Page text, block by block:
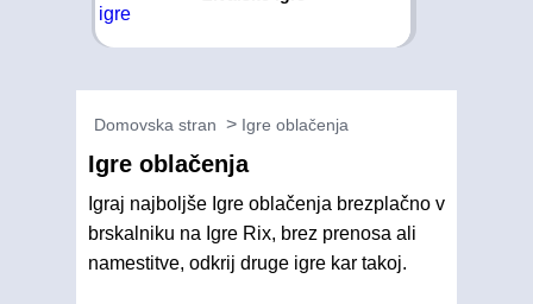
Domovska stran Igre oblačenja
Igre oblačenja
Igraj najboljše Igre oblačenja brezplačno v
brskalniku na Igre Rix, brez prenosa ali
namestitve, odkrij druge igre kar takoj.